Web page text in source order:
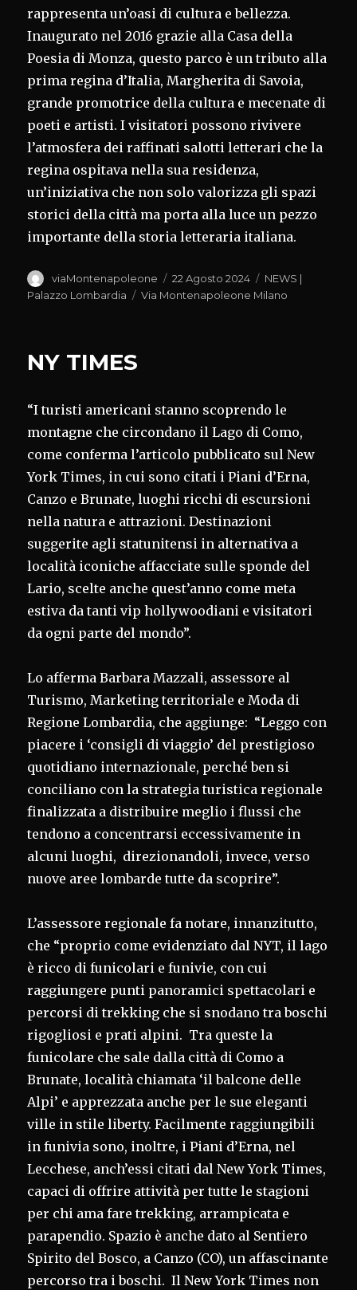
rappresenta un’oasi di cultura e bellezza.
Inaugurato nel 2016 grazie alla Casa della
Poesia di Monza, questo parco è un tributo alla
prima regina d’Italia, Margherita di Savoia,
grande promotrice della cultura e mecenate di
poeti e artisti. I visitatori possono rivivere
l’atmosfera dei raffinati salotti letterari che la
regina ospitava nella sua residenza,
un’iniziativa che non solo valorizza gli spazi
storici della città ma porta alla luce un pezzo
importante della storia letteraria italiana.
Autore
viaMontenapoleone
Pubblicato
il
22 Agosto 2024 Categorie
NEWS |
Palazzo Lombardia
Tag
Via Montenapoleone Milano
NY TIMES
“I turisti americani stanno scoprendo le
montagne che circondano il Lago di Como,
come conferma l’articolo pubblicato sul New
York Times, in cui sono citati i Piani d’Erna,
Canzo e Brunate, luoghi ricchi di escursioni
nella natura e attrazioni. Destinazioni
suggerite agli statunitensi in alternativa a
località iconiche affacciate sulle sponde del
Lario, scelte anche quest’anno come meta
estiva da tanti vip hollywoodiani e visitatori
da ogni parte del mondo”.
Lo afferma Barbara Mazzali, assessore al
Turismo, Marketing territoriale e Moda di
Regione Lombardia, che aggiunge: “Leggo con
piacere i ‘consigli di viaggio’ del prestigioso
quotidiano internazionale, perché ben si
conciliano con la strategia turistica regionale
finalizzata a distribuire meglio i flussi che
tendono a concentrarsi eccessivamente in
alcuni luoghi, direzionandoli, invece, verso
nuove aree lombarde tutte da scoprire”.
L’assessore regionale fa notare, innanzitutto,
che “proprio come evidenziato dal NYT, il lago
è ricco di funicolari e funivie, con cui
raggiungere punti panoramici spettacolari e
percorsi di trekking che si snodano tra boschi
rigogliosi e prati alpini. Tra queste la
funicolare che sale dalla città di Como a
Brunate, località chiamata ‘il balcone delle
Alpi’ e apprezzata anche per le sue eleganti
ville in stile liberty. Facilmente raggiungibili
in funivia sono, inoltre, i Piani d’Erna, nel
Lecchese, anch’essi citati dal New York Times,
capaci di offrire attività per tutte le stagioni
per chi ama fare trekking, arrampicata e
parapendio. Spazio è anche dato al Sentiero
Spirito del Bosco, a Canzo (CO), un affascinante
percorso tra i boschi. Il New York Times non